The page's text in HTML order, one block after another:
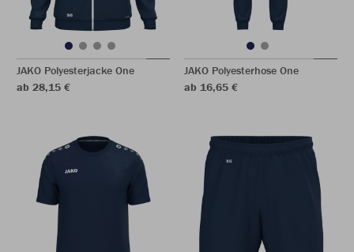
JAKO Polyesterjacke One
ab 28,15 €
JAKO Polyesterhose One
ab 16,65 €